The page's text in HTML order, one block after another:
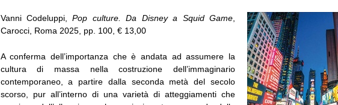
Vanni Codeluppi,Pop culture. Da Disney a Squid Game,
Carocci, Roma 2025, pp. 100, € 13,00
A conferma dell’importanza che è andata ad assumere la
cultura di massa nella costruzione dell’immaginario
contemporaneo, a partire dalla seconda metà del secolo
scorso, pur all’interno di una varietà di atteggiamenti che